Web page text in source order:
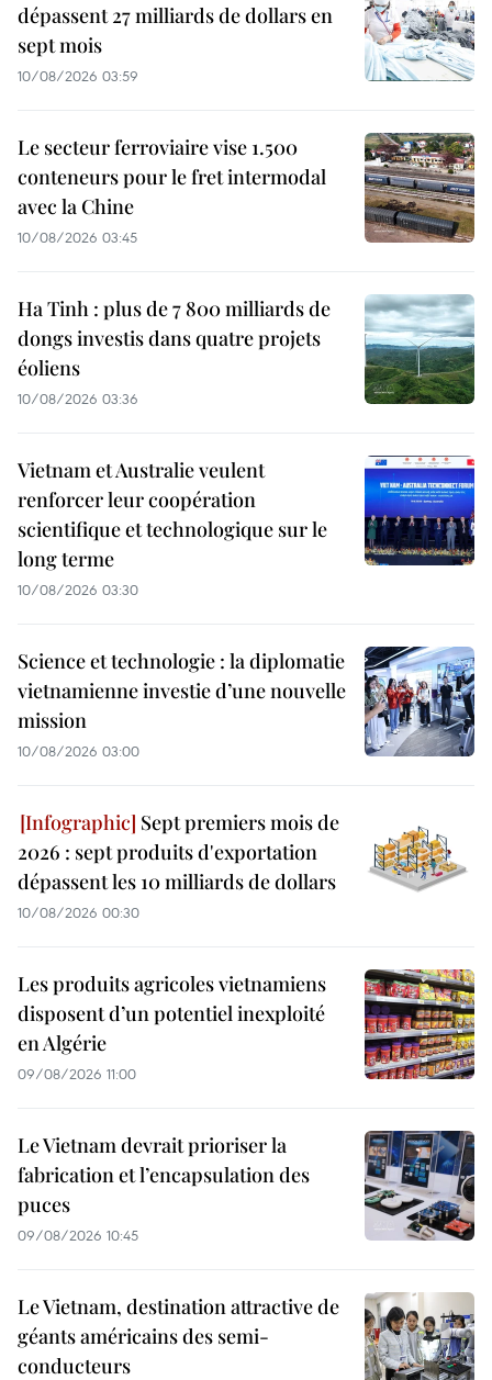
dépassent 27 milliards de dollars en
sept mois
10/08/2026 03:59
Le secteur ferroviaire vise 1.500
conteneurs pour le fret intermodal
avec la Chine
10/08/2026 03:45
Ha Tinh : plus de 7 800 milliards de
dongs investis dans quatre projets
éoliens
10/08/2026 03:36
Vietnam et Australie veulent
renforcer leur coopération
scientifique et technologique sur le
long terme
10/08/2026 03:30
Science et technologie : la diplomatie
vietnamienne investie d’une nouvelle
mission
10/08/2026 03:00
Sept premiers mois de
2026 : sept produits d'exportation
dépassent les 10 milliards de dollars
10/08/2026 00:30
Les produits agricoles vietnamiens
disposent d’un potentiel inexploité
en Algérie
09/08/2026 11:00
Le Vietnam devrait prioriser la
fabrication et l’encapsulation des
puces
09/08/2026 10:45
Le Vietnam, destination attractive de
géants américains des semi-
conducteurs